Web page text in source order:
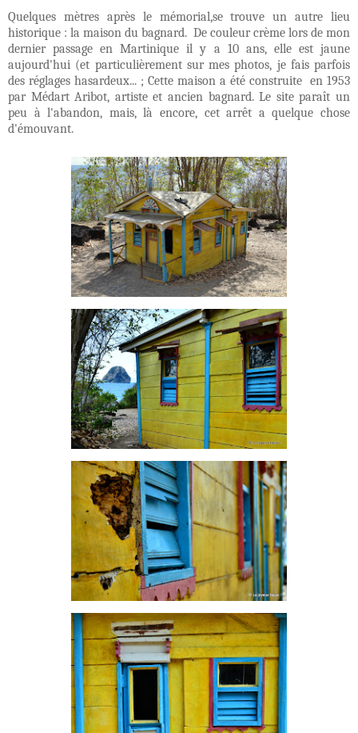
Quelques mètres après le mémorial,se trouve un autre lieu
historique : la maison du bagnard. De couleur crème lors de mon
dernier passage en Martinique il y a 10 ans, elle est jaune
aujourd'hui (et particulièrement sur mes photos, je fais parfois
des réglages hasardeux... ; Cette maison a été construite en 1953
par Médart Aribot, artiste et ancien bagnard. Le site paraît un
peu à l'abandon, mais, là encore, cet arrêt a quelque chose
d'émouvant.